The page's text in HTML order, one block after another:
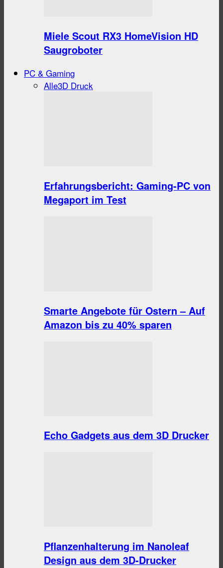
Miele Scout RX3 HomeVision HD
Saugroboter
PC & Gaming
Alle3D Druck
Erfahrungsbericht: Gaming-PC von
Megaport im Test
Smarte Angebote für Ostern – Auf
Amazon bis zu 40% sparen
Echo Gadgets aus dem 3D Drucker
Pflanzenhalterung im Nanoleaf
Design aus dem 3D-Drucker